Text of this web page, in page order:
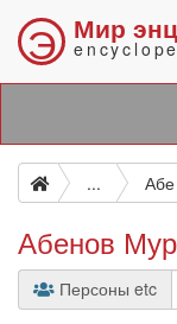
Э Мир
... Абе
Абенов
Персоны etc